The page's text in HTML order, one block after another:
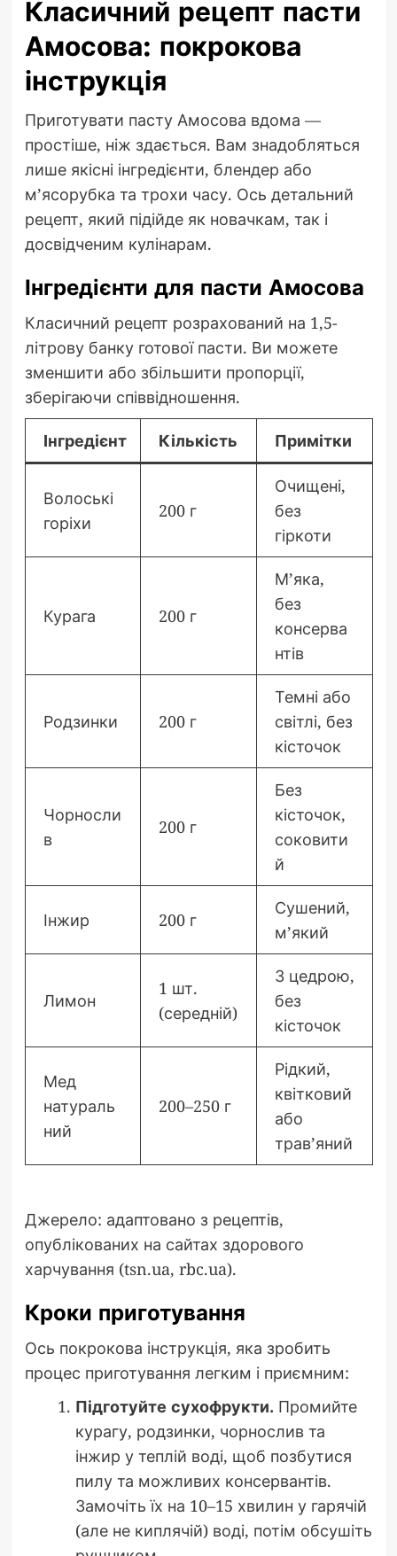
Класичний рецепт пасти
Амосова: покрокова
інструкція
Приготувати пасту Амосова вдома —
простіше, ніж здається. Вам знадобляться
лише якісні інгредієнти, блендер або
м’ясорубка та трохи часу. Ось детальний
рецепт, який підійде як новачкам, так і
досвідченим кулінарам.
Інгредієнти для пасти Амосова
Класичний рецепт розрахований на 1,5-
літрову банку готової пасти. Ви можете
зменшити або збільшити пропорції,
зберігаючи співвідношення.
Інгредієнт Кількість Примітки
Волоські
горіхи
200 г
Очищені,
без
гіркоти
Курага 200 г
М’яка,
без
консерва
нтів
Родзинки 200 г
Темні або
світлі, без
кісточок
Чорносли
в
200 г
Без
кісточок,
соковити
й
Інжир 200 г
Сушений,
м’який
Лимон
1 шт.
(середній)
З цедрою,
без
кісточок
Мед
натураль
ний
200–250 г
Рідкий,
квітковий
або
трав’яний
Джерело: адаптовано з рецептів,
опублікованих на сайтах здорового
харчування (tsn.ua, rbc.ua).
Кроки приготування
Ось покрокова інструкція, яка зробить
процес приготування легким і приємним:
Підготуйте сухофрукти. Промийте
курагу, родзинки, чорнослив та
інжир у теплій воді, щоб позбутися
пилу та можливих консервантів.
Замочіть їх на 10–15 хвилин у гарячій
(але не киплячій) воді, потім обсушіть